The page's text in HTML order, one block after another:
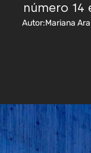
número 14
Autor:Mariana